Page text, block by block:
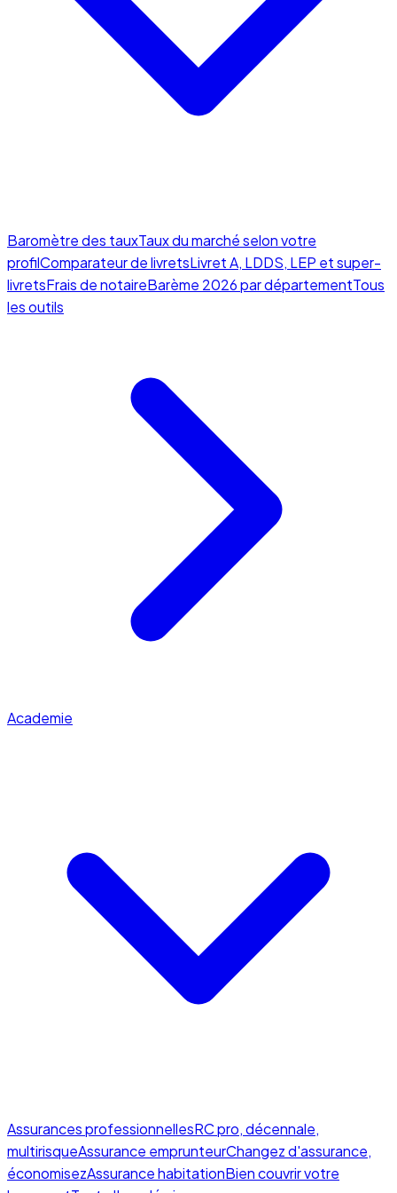
Baromètre des tauxTaux du marché selon votre
profilComparateur de livretsLivret A, LDDS, LEP et super-
livretsFrais de notaireBarème 2026 par départementTous
les outils
Academie
Assurances professionnellesRC pro, décennale,
multirisqueAssurance emprunteurChangez d'assurance,
économisezAssurance habitationBien couvrir votre